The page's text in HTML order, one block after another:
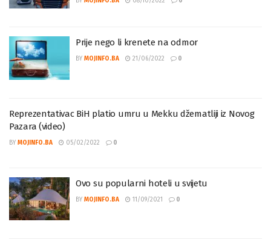
Prije nego li krenete na odmor
BY MOJINFO.BA 21/06/2022 0
Reprezentativac BiH platio umru u Mekku džematliji iz Novog
Pazara (video)
BY MOJINFO.BA 05/02/2022 0
Ovo su popularni hoteli u svijetu
BY MOJINFO.BA 11/09/2021 0